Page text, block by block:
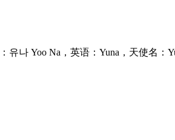
나 Yoo Na，英语：Yuna，天使名